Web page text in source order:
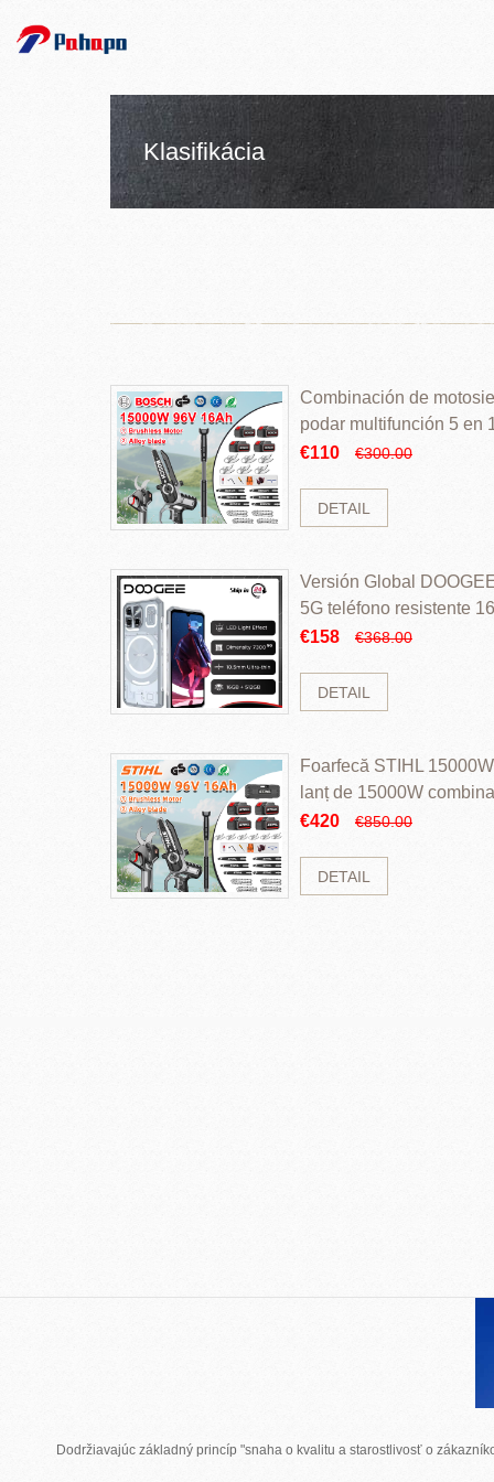
Klasifikácia
Combinación de
podar multifunción 5 en
€110
€300.00
DETAIL
Versión Global
5G teléfono resistente
ROM Mediatek
€158 €368.00
DETAIL
Foarfecă STIHL
lanț de 15000W
perii și baterie cu li
€420 €850.00
DETAIL
Dodržiavajúc základný princíp "snaha o kvalitu a starostlivosť o